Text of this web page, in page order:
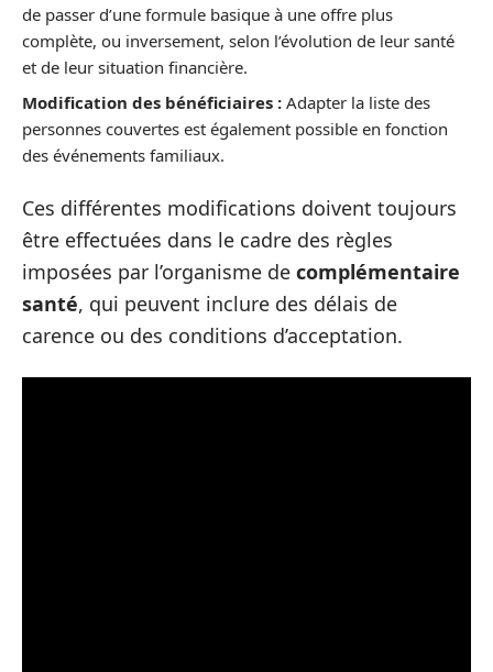
de passer d’une formule basique à une offre plus
complète, ou inversement, selon l’évolution de leur santé
et de leur situation financière.
Modification des bénéficiaires : Adapter la liste des
personnes couvertes est également possible en fonction
des événements familiaux.
Ces différentes modifications doivent toujours
être effectuées dans le cadre des règles
imposées par l’organisme de complémentaire
santé, qui peuvent inclure des délais de
carence ou des conditions d’acceptation.